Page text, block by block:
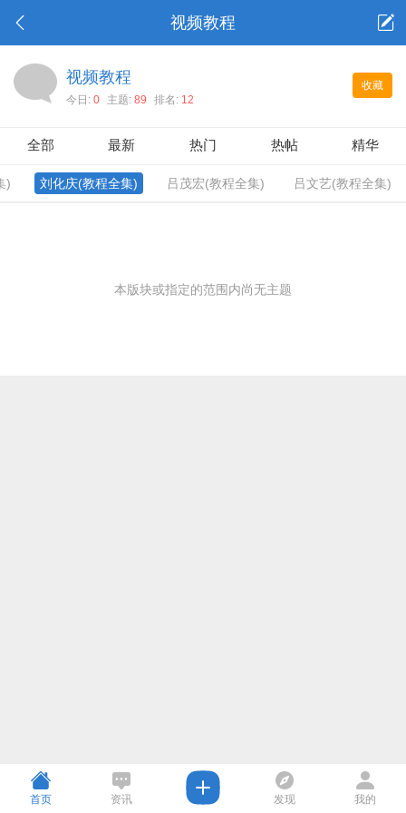
视频教程
收藏
视频教程
今日: 0 主题: 89 排名: 12
全部 最新 热门 热帖 精华
) 刘化庆(教程全集) 吕茂宏(教程全集) 吕文艺(教程全集)
本版块或指定的范围内尚无主题
首页 资讯 发现 我的